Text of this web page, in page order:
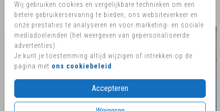
Wij gebruiken cookies en vergelijkbare technieken om een
betere gebruikerservaring te bieden, ons websiteverkeer en
onze prestaties te analyseren en voor marketing- en sociale
mediadoeleinden (het weergeven van gepersonaliseerde
advertenties).
Je kunt je toestemming altijd wijzigen of intrekken op de
pagina met ons cookiebeleid
Accepteren
AANBEVOLEN